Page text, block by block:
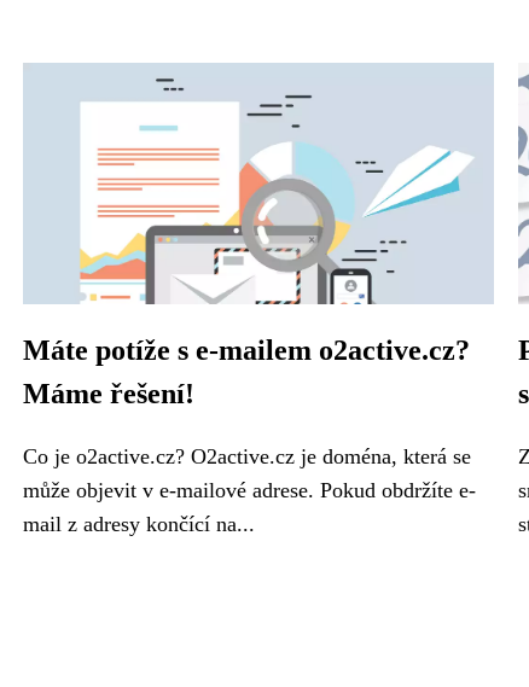
Máte potíže s e-mailem o2active.cz?
Máme řešení!
Co je o2active.cz? O2active.cz je doména, která se
může objevit v e-mailové adrese. Pokud obdržíte e-
mail z adresy končící na...